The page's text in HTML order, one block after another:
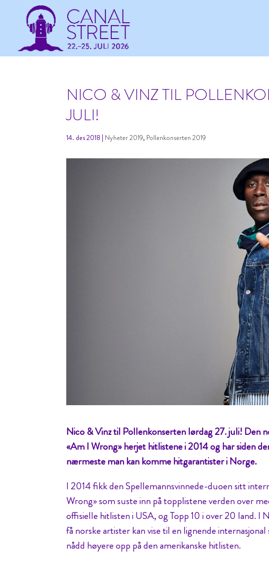
NICO & VINZ TIL
JULI!
14. des 2018 | Nyheter 2019, Pollenkonserten 2019
Nico & Vinz til Pollenkonserten lørdag 27. juli! Den
«Am I Wrong» herjet hitlistene i 2014 og har siden
nærmeste man kan komme hitgarantister i Norge.
I 2014 fikk den Spellemannsvinnede-duoen sitt
Wrong» som suste inn på topplistene verden over
offisielle hitlisten i USA, og Topp 10 i over 20 land. I
få norske artister kan vise til en lignende
nådd høyere opp på den amerikanske hitlisten.